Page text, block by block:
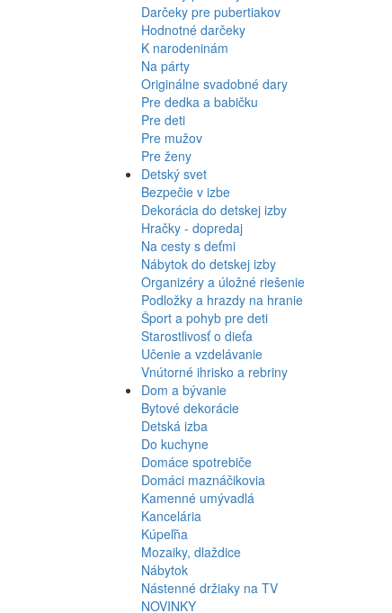
Darčeky pre pubertiakov
Hodnotné darčeky
K narodeninám
Na párty
Originálne svadobné dary
Pre dedka a babičku
Pre deti
Pre mužov
Pre ženy
Detský svet
Bezpečie v izbe
Dekorácia do detskej izby
Hračky - dopredaj
Na cesty s deťmi
Nábytok do detskej izby
Organizéry a úložné riešenie
Podložky a hrazdy na hranie
Šport a pohyb pre deti
Starostlivosť o dieťa
Učenie a vzdelávanie
Vnútorné ihrisko a rebriny
Dom a bývanie
Bytové dekorácie
Detská izba
Do kuchyne
Domáce spotrebiče
Domáci maznáčikovia
Kamenné umývadlá
Kancelária
Kúpeľňa
Mozaiky, dlaždice
Nábytok
Nástenné držiaky na TV
NOVINKY